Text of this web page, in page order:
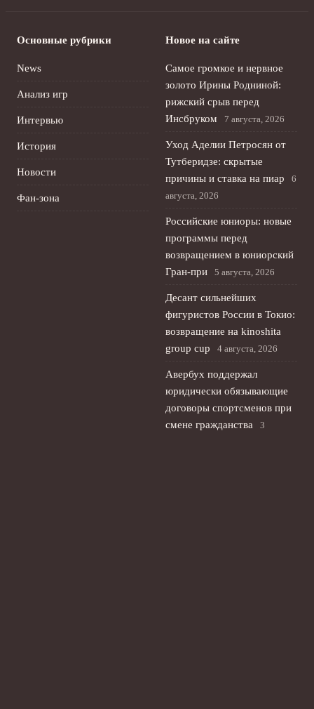
Основные рубрики
News
Анализ игр
Интервью
История
Новости
Фан-зона
Новое на сайте
Самое громкое и нервное
золото Ирины Родниной:
рижский срыв перед
Инсбруком
7 августа, 2026
Уход Аделии Петросян от
Тутберидзе: скрытые
причины и ставка на пиар
6
августа, 2026
Российские юниоры: новые
программы перед
возвращением в юниорский
Гран-при
5 августа, 2026
Десант сильнейших
фигуристов России в Токио:
возвращение на kinoshita
group cup
4 августа, 2026
Авербух поддержал
юридически обязывающие
договоры спортсменов при
смене гражданства
3